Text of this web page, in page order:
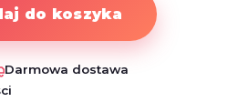
do koszyka
Darmowa dostawa